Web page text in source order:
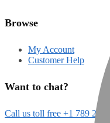
Browse
My Account
Customer Help
Want to chat?
Call us toll free +1 789 2000